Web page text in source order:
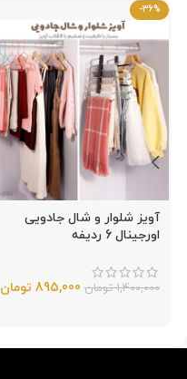
-36%
آویز شلوار و شال جادویی
اورجینال 6 ردیفه
1,400,000 تومان 895,000 تومان